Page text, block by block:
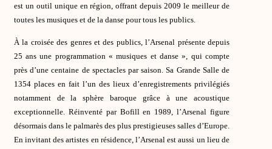
est un outil unique en région, offrant depuis 2009 le meilleur de
toutes les musiques et de la danse pour tous les publics.
À la croisée des genres et des publics, l’Arsenal présente depuis
25 ans une programmation « musiques et danse », qui compte
près d’une centaine de spectacles par saison. Sa Grande Salle de
1354 places en fait l’un des lieux d’enregistrements privilégiés
notamment de la sphère baroque grâce à une acoustique
exceptionnelle. Réinventé par Bofill en 1989, l’Arsenal figure
désormais dans le palmarès des plus prestigieuses salles d’Europe.
En invitant des artistes en résidence, l’Arsenal est aussi un lieu de